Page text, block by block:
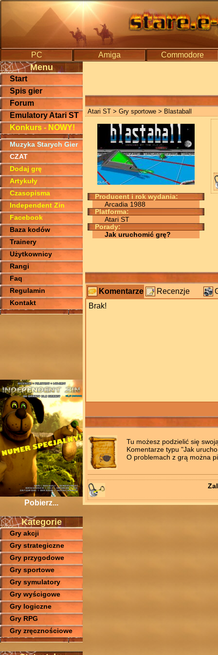
PC Amiga Commodore
Menu
Start
Spis gier
Forum
Emulatory Atari ST
Konkurs - NOWY!
Muzyka Starych Gier
CZAT
Dodaj grę
Artykuły
Czasopisma
Independent Zin
Facebook
Baza kodów
Trainery
Użytkownicy
Rangi
Faq
Regulamin
Kontakt
Pobierz...
Kategorie
Gry akcji
Gry strategiczne
Gry przygodowe
Gry sportowe
Gry symulatory
Gry wyścigowe
Gry logiczne
Gry RPG
Gry zręcznościowe
Atari ST > Gry sportowe > Blastaball
Producent i rok wydania:
Arcadia 1988
Platforma:
Atari ST
Porady:
Jak uruchomić grę?
Komentarze Recenzje
Brak!
Tu możesz podzielić się
Komentarze typu "Jak
O problemach z grą można